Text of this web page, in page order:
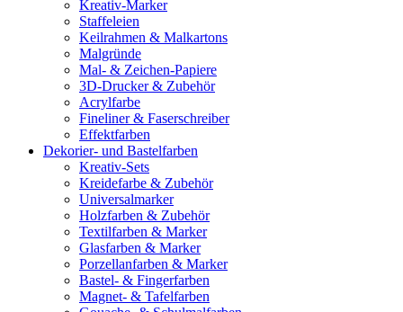
Kreativ-Marker
Staffeleien
Keilrahmen & Malkartons
Malgründe
Mal- & Zeichen-Papiere
3D-Drucker & Zubehör
Acrylfarbe
Fineliner & Faserschreiber
Effektfarben
Dekorier- und Bastelfarben
Kreativ-Sets
Kreidefarbe & Zubehör
Universalmarker
Holzfarben & Zubehör
Textilfarben & Marker
Glasfarben & Marker
Porzellanfarben & Marker
Bastel- & Fingerfarben
Magnet- & Tafelfarben